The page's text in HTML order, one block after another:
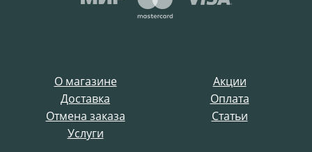
О магазине
Акции
Доставка
Оплата
Отмена заказа
Статьи
Услуги